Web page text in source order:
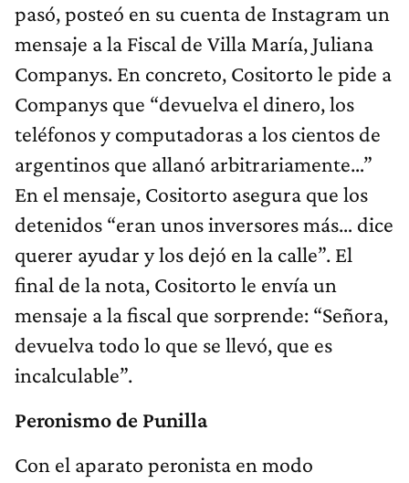
pasó, posteó en su cuenta de Instagram un
mensaje a la Fiscal de Villa María, Juliana
Companys. En concreto, Cositorto le pide a
Companys que “devuelva el dinero, los
teléfonos y computadoras a los cientos de
argentinos que allanó arbitrariamente…”
En el mensaje, Cositorto asegura que los
detenidos “eran unos inversores más… dice
querer ayudar y los dejó en la calle”. El
final de la nota, Cositorto le envía un
mensaje a la fiscal que sorprende: “Señora,
devuelva todo lo que se llevó, que es
incalculable”.
Peronismo de Punilla
Con el aparato peronista en modo